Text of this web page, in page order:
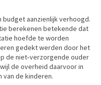
budget aanzienlijk verhoogd.
berekenen betekende dat
hoefde te worden
gedekt werden door het
de niet‑verzorgende ouder
de overheid daarvoor in
de kinderen.